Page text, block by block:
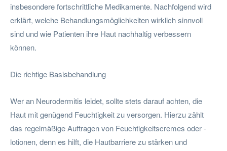
insbesondere fortschrittliche Medikamente. Nachfolgend wird
erklärt, welche Behandlungsmöglichkeiten wirklich sinnvoll
sind und wie Patienten ihre Haut nachhaltig verbessern
können.
Die richtige Basisbehandlung
Wer an Neurodermitis leidet, sollte stets darauf achten, die
Haut mit genügend Feuchtigkeit zu versorgen. Hierzu zählt
das regelmäßige Auftragen von Feuchtigkeitscremes oder -
lotionen, denn es hilft, die Hautbarriere zu stärken und